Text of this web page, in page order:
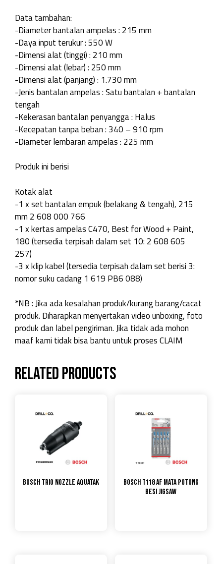
Data tambahan:
-Diameter bantalan ampelas : 215 mm
-Daya input terukur : 550 W
-Dimensi alat (tinggi) : 210 mm
-Dimensi alat (lebar) : 250 mm
-Dimensi alat (panjang) : 1.730 mm
-Jenis bantalan ampelas : Satu bantalan + bantalan
tengah
-Kekerasan bantalan penyangga : Halus
-Kecepatan tanpa beban : 340 – 910 rpm
-Diameter lembaran ampelas : 225 mm
Produk ini berisi
Kotak alat
-1 x set bantalan empuk (belakang & tengah), 215
mm 2 608 000 766
-1 x kertas ampelas C470, Best for Wood + Paint,
180 (tersedia terpisah dalam set 10: 2 608 605
257)
-3 x klip kabel (tersedia terpisah dalam set berisi 3:
nomor suku cadang 1 619 PB6 088)
*NB : Jika ada kesalahan produk/kurang barang/cacat
produk. Diharapkan menyertakan video unboxing, foto
produk dan label pengiriman. Jika tidak ada mohon
maaf kami tidak bisa bantu untuk proses CLAIM
Related products
Bosch Trio Nozzle Aquatak
Bosch T118 AF Mata Potong
Besi Jigsaw